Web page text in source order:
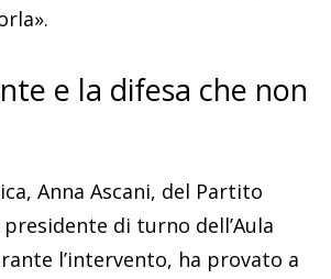
e la difesa che non
Anna Ascani, del Partito
di turno dell’Aula
l’intervento, ha provato a